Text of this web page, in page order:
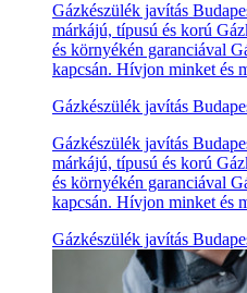
Gázkészülék javítás
márkájú, típusú és korú
és környékén garanciával
kapcsán. Hívjon minket és
Gázkészülék javítás
Gázkészülék javítás
márkájú, típusú és korú
és környékén garanciával
kapcsán. Hívjon minket és
Gázkészülék javítás